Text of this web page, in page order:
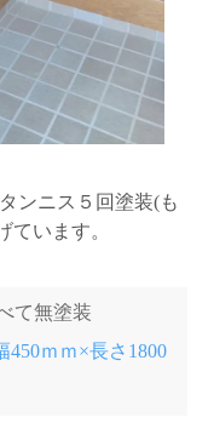
ンニス５回塗装(も
ています。
て無塗装
450ｍｍ×長さ1800